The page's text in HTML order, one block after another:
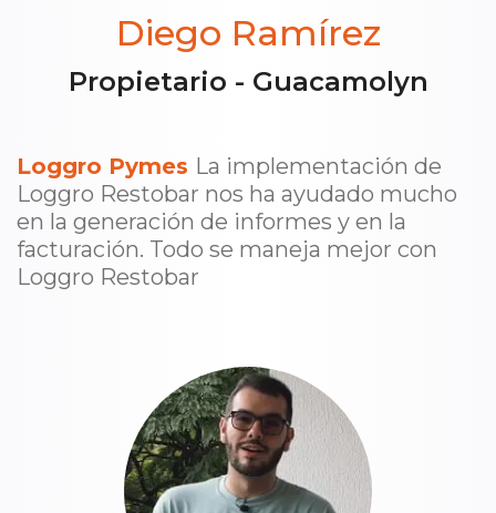
Diego Ramírez
Propietario - Guacamolyn
Loggro Pymes La implementación de
Loggro Restobar nos ha ayudado mucho
en la generación de informes y en la
facturación. Todo se maneja mejor con
Loggro Restobar